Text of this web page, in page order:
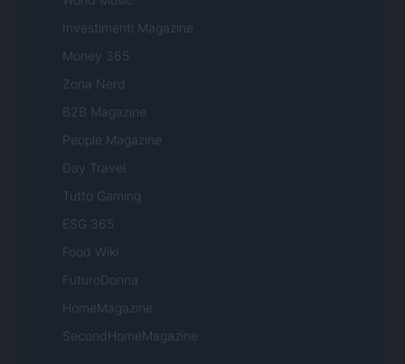
Investimenti Magazine
Money 365
Zona Nerd
B2B Magazine
People Magazine
Day Travel
Tutto Gaming
ESG 365
Food Wiki
FuturoDonna
HomeMagazine
SecondHomeMagazine